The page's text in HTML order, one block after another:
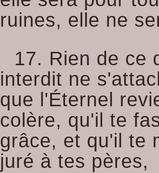
ruines, elle ne
17. Rien de ce
interdit ne
que l'Éternel
colère, qu'il te
grâce, et qu'il te
juré à tes pères,